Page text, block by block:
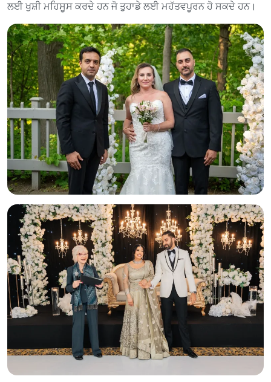
ਲਈ ਖੁਸ਼ੀ ਮਹਿਸੂਸ ਕਰਦੇ ਹਨ ਜੋ ਤੁਹਾਡੇ ਲਈ ਮਹੱਤਵਪੂਰਨ ਹੋ ਸਕਦੇ ਹਨ।